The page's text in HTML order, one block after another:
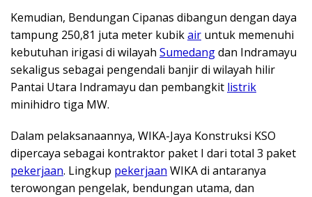
Kemudian, Bendungan Cipanas dibangun dengan daya
tampung 250,81 juta meter kubikair untuk memenuhi
kebutuhan irigasi di wilayah Sumedangdan Indramayu
sekaligus sebagai pengendali banjir di wilayah hilir
Pantai Utara Indramayu dan pembangkit listrik
minihidro tiga MW.
Dalam pelaksanaannya, WIKA-Jaya Konstruksi KSO
dipercaya sebagai kontraktor paket I dari total 3 paket
pekerjaan. Lingkup pekerjaan WIKA di antaranya
terowongan pengelak, bendungan utama, dan